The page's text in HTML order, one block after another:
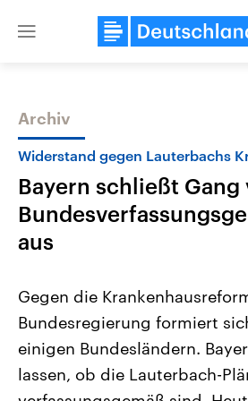
Close
Themen
2026
Alle Informationen
Sachsen-Anhalt wählt am 6.
September 2026 einen neuen
Landtag. Seit 2021 wird das
Bundesland von einer Koalition aus
Archiv
Widerstand gegen Lauterbachs
Bayern schließt Gang
aus
Gegen die
Bundesregierung formiert
einigen Bundesländern.
lassen, ob die Lauterbach-